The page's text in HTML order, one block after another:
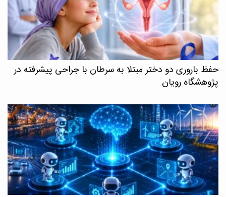
حفظ باروری دو دختر مبتلا به سرطان با جراحی پیشرفته در
پژوهشگاه رویان